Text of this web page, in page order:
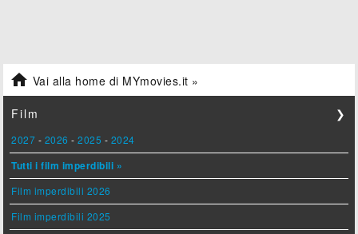
 Vai alla home di MYmovies.it »
Film ❯
2027 - 2026 -2025 - 2024
Tutti i film imperdibili »
Film imperdibili 2026
Film imperdibili 2025